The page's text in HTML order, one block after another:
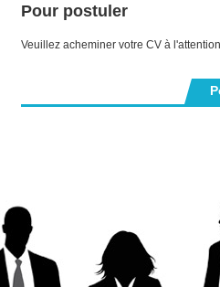
Pour postuler
Veuillez acheminer votre CV à